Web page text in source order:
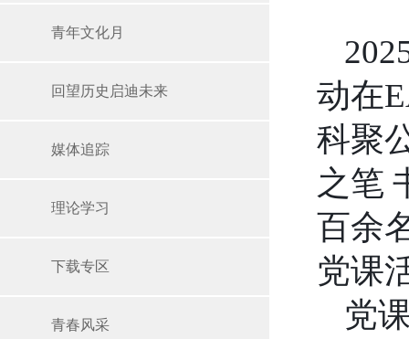
青年文化月
回望历史启迪未来
媒体追踪
理论学习
下载专区
青春风采
动在
科聚
之笔
百余
党课
党